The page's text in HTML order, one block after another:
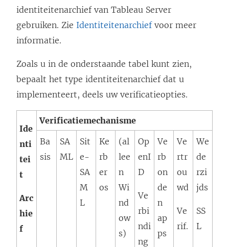
e
n
e
u
w
e
n
s
identiteitenarchief van Tableau Server
gebruiken. Zie Identiteitenarchiefvoor meer
informatie.
Zoals u in de onderstaande tabel kunt zien,
bepaalt het type identiteitenarchief dat u
implementeert, deels uw verificatieopties.
Ide
nti
tei
t
Arc
hie
f
Verificatiemechanisme
Ba
sis
SA
ML
Sit
e-
SA
M
L
Ke
rb
er
os
(al
lee
n
Wi
nd
ow
s)
Op
enI
D
Ve
rbi
ndi
ng
Ve
rb
on
de
n
ap
ps
Ve
rtr
ou
wd
Ve
rif.
We
de
rzi
jds
SS
L